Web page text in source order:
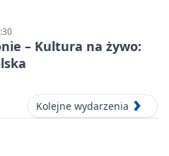
– Kultura na żywo:
Kolejne wydarzenia